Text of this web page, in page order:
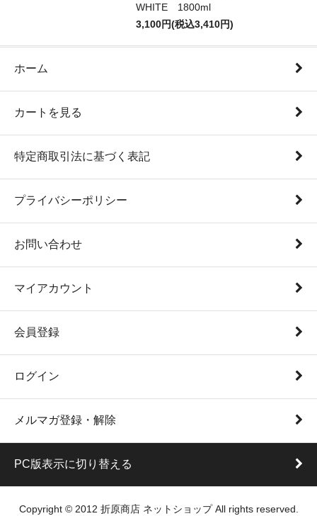
WHITE 1800ml
3,100円(税込3,410円)
ホーム
カートを見る
特定商取引法に基づく表記
プライバシーポリシー
お問い合わせ
マイアカウント
会員登録
ログイン
メルマガ登録・解除
PC版表示に切り替える
Copyright © 2012 折原商店 ネットショップ All rights reserved.